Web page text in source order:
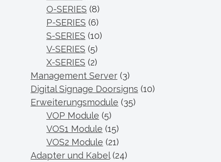
O-SERIES (8)
P-SERIES (6)
S-SERIES (10)
V-SERIES (5)
X-SERIES (2)
Management Server (3)
Digital Signage Doorsigns (10)
Erweiterungsmodule (35)
VOP Module (5)
VOS1 Module (15)
VOS2 Module (21)
Adapter und Kabel (24)